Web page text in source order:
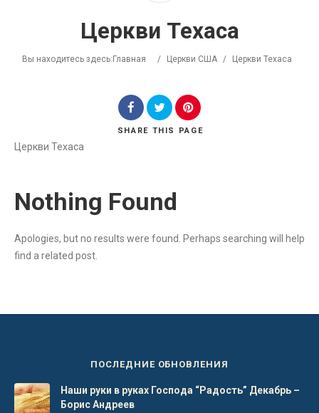
Церкви Техаса
Вы находитесь здесь:Главная / Церкви США / Церкви Техаса
SHARE THIS PAGE
Церкви Техаса
Nothing Found
Apologies, but no results were found. Perhaps searching will help
find a related post.
ПОСЛЕДНИЕ ОБНОВЛЕНИЯ
Наши руки в руках Господа “Радость” Декабрь –
Борис Андреев